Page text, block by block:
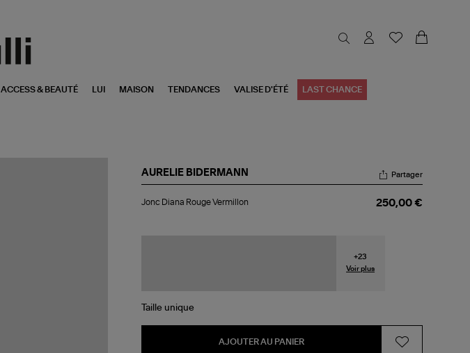
ACCESS & BEAUTÉ LUI MAISON TENDANCES VALISE D'ÉTÉ LAST CHANCE
AURELIE BIDERMANN
Diana
Partager
Jonc Diana Rouge Vermillon 250,00 €
+23
Voir plus
Taille unique
AJOUTER AU PANIER